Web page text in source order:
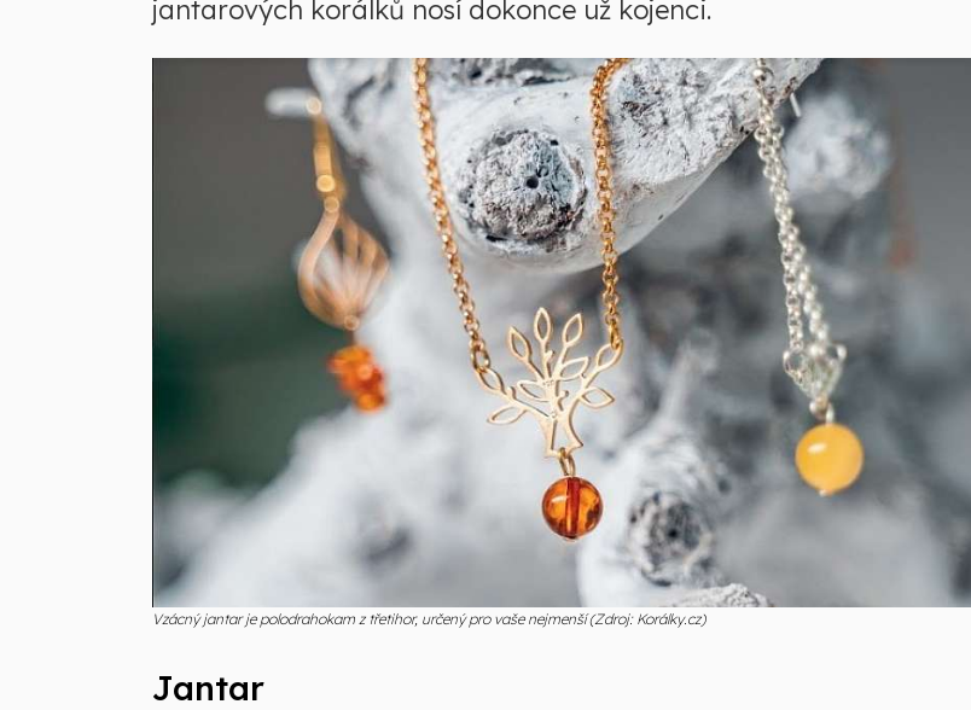
jantarových korálků nosí dokonce už kojenci.
Vzácný jantar je polodrahokam z třetihor, určený pro vaše nejmenší (Zdroj: Korálky.cz)
Jantar